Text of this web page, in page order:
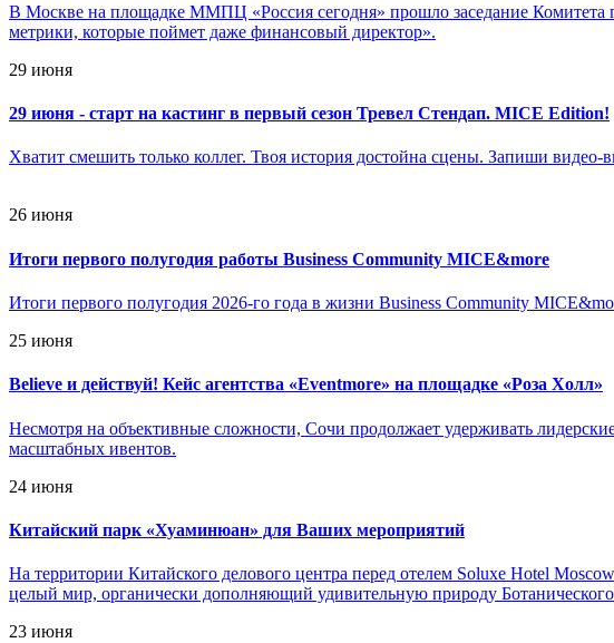
В Москве на площадке ММПЦ «Россия сегодня» прошло заседание
метрики, которые поймет даже финансовый директор».
29 июня
29 июня - старт на кастинг в первый сезон Тревел Стендап. MICE Edition!
Хватит смешить только коллег. Твоя история достойна сцены. Запиши
26 июня
Итоги первого полугодия работы Business Community MICE&more
Итоги первого полугодия 2026-го года в жизни Business Community
25 июня
Believe и действуй! Кейс агентства «Eventmore» на площадке «Роза Холл»
Несмотря на объективные сложности, Сочи продолжает удерживать
масштабных ивентов.
24 июня
Китайский парк «Хуаминюан» для Ваших мероприятий
На территории Китайского делового центра перед отелем Soluxe Hotel
целый мир, органически дополняющий удивительную природу Ботанического
23 июня